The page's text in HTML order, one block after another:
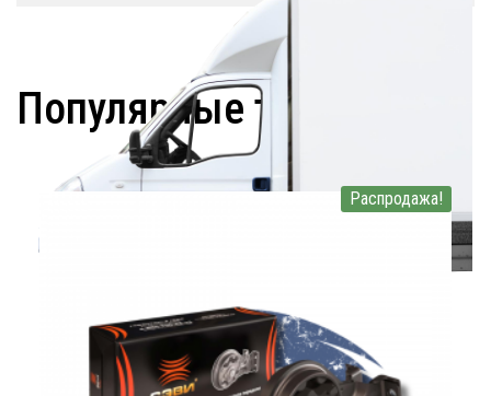
Популярные товары:
Распродажа!